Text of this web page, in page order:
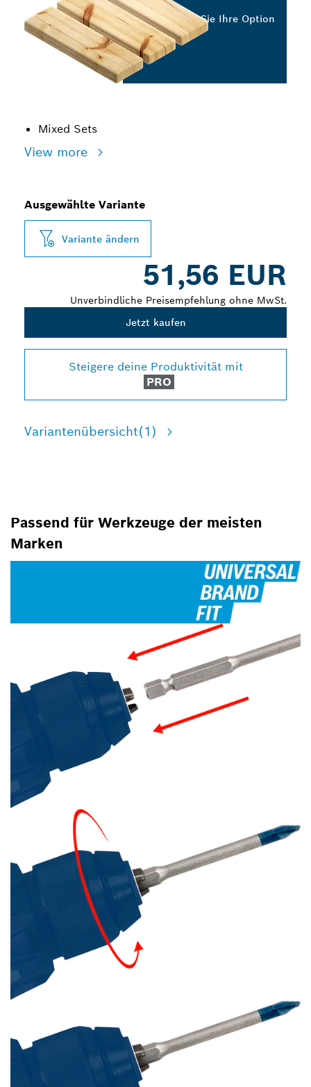
Mixed Sets
View more
Wählen Sie Ihre Option
Ausgewählte Variante
Variante ändern
51,56 EUR
Unverbindliche Preisempfehlung ohne MwSt.
Jetzt kaufen
Steigere deine Produktivität mit
PRO
Variantenübersicht(1)
Passend für Werkzeuge der meisten
Marken